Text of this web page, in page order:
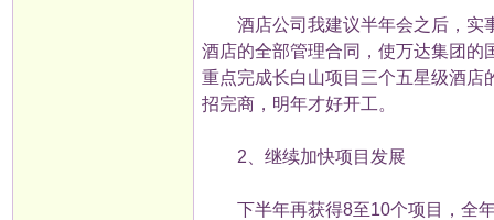
酒店公司我建议半年会之后，实事
酒店的全部管理合同，使万达集团的
重点完成长白山项目三个五星级酒店
招完商，明年才好开工。
2、继续加快项目发展
下半年再获得8至10个项目，全年